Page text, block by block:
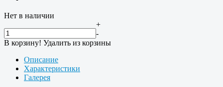
Нет в наличии
+
-
В корзину! Удалить из корзины
Описание
Характеристики
Галерея